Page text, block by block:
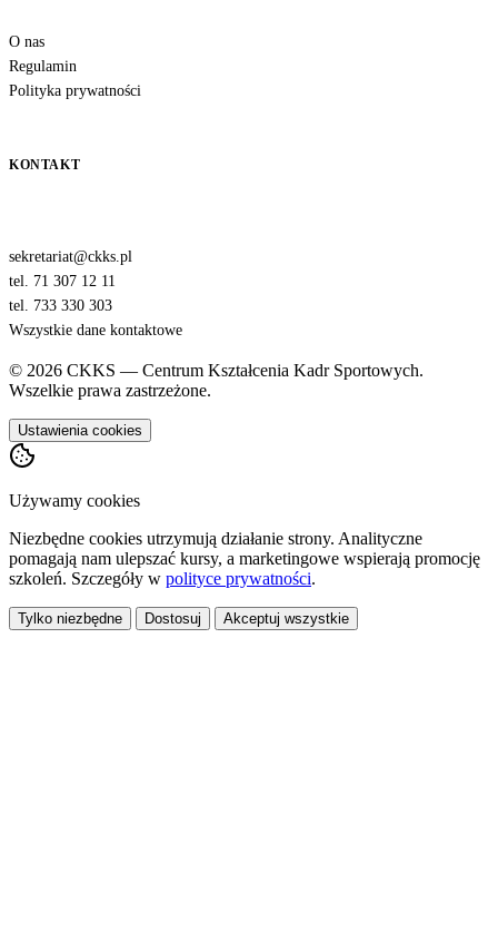
O nas
Regulamin
Polityka prywatności
KONTAKT
sekretariat@ckks.pl
tel. 71 307 12 11
tel. 733 330 303
Wszystkie dane kontaktowe
© 2026 CKKS — Centrum Kształcenia Kadr Sportowych.
Wszelkie prawa zastrzeżone.
Ustawienia cookies
Używamy cookies
Niezbędne cookies utrzymują działanie strony. Analityczne
pomagają nam ulepszać kursy, a marketingowe wspierają promocję
szkoleń. Szczegóły w polityce prywatności.
Tylko niezbędne Dostosuj Akceptuj wszystkie